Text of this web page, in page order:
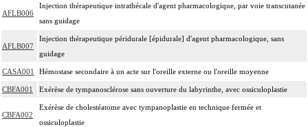
AFLB006
Injection thérapeutique intrathécale d'agent pharmacologique, par voie transcutanée
sans guidage
AFLB007
Injection thérapeutique péridurale [épidurale] d'agent pharmacologique, sans
guidage
CASA001 Hémostase secondaire à un acte sur l'oreille externe ou l'oreille moyenne
CBFA001 Exérèse de tympanosclérose sans ouverture du labyrinthe, avec ossiculoplastie
CBFA002
Exérèse de cholestéatome avec tympanoplastie en technique fermée et
ossiculoplastie